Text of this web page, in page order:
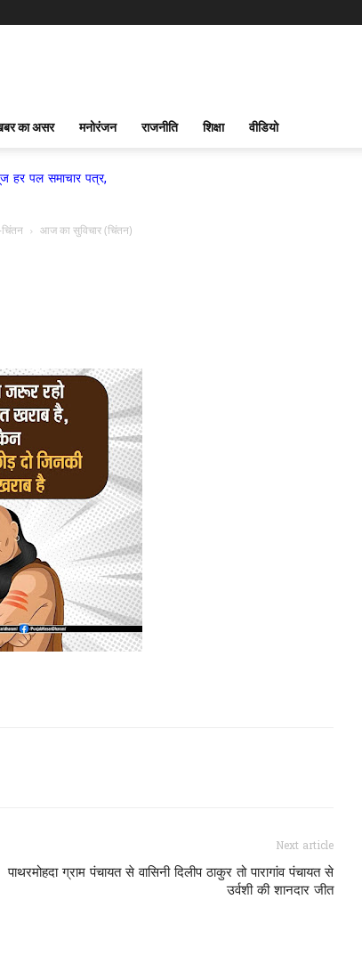
का असर मनोरंजन राजनीति शिक्षा वीडियो
पत्र,
आज का सुविचार (चिंतन)
Next article
पाथरमोहदा ग्राम पंचायत से वासिनी दिलीप ठाकुर तो पारागांव पंचायत से
उर्वशी की शानदार जीत